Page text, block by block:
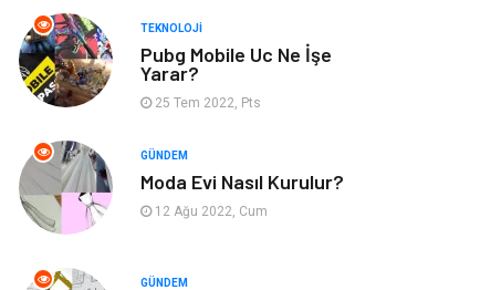
Maden ve Metal
Güzellik & Bakım Tatil
Otomotiv
Aksesuar Eğitim Kurumları
Hizmet
TEKNOLOJI
Pubg Mobile Uc Ne İşe
Yarar?
25 Tem 2022, Pts
GÜNDEM
Moda Evi Nasıl Kurulur?
12 Ağu 2022, Cum
GÜNDEM